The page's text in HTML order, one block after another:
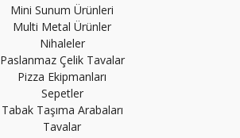
Mini Sunum Ürünleri
Multi Metal Ürünler
Nihaleler
Paslanmaz Çelik Tavalar
Pizza Ekipmanları
Sepetler
Tabak Taşıma Arabaları
Tavalar